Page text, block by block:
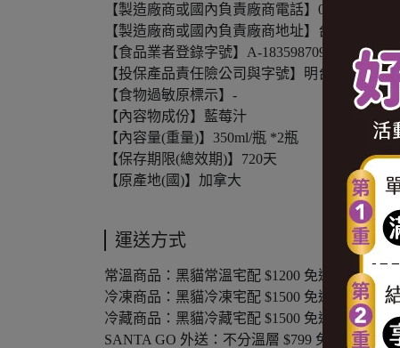
【製造廠商或國內負責廠商電話】02-25119600
【製造廠商或國內負責廠商地址】台北市中山
【食品業者登錄字號】A-183598709-00000-7
【投保產品責任險公司與字號】明台產物
【食物過敏原標示】-
【內容物成份】藍莓汁
【內容量(重量)】350ml/瓶 *2瓶
【保存期限(總效期)】720天
【原產地(國)】加拿大
運送方式
常溫商品：黑貓常溫宅配 $1200 免運，未滿
冷凍商品：黑貓冷凍宅配 $1500 免運，未滿
冷藏商品：黑貓冷藏宅配 $1500 免運，未滿
SANTA GO 外送：不分溫層 $799 免運，未滿